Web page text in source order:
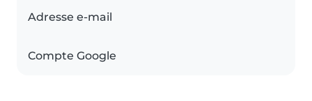
Adresse e-mail
Compte Google